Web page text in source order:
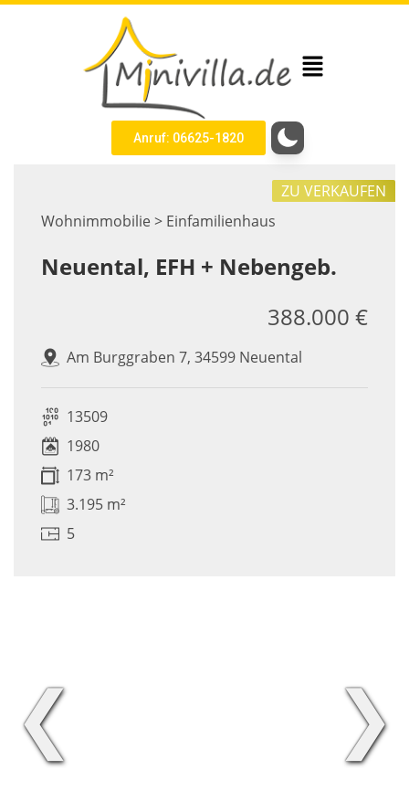
Anruf: 06625-1820
Wohnimmobilie > Einfamilienhaus
ZU VERKAUFEN
Neuental, EFH + Nebengeb.
Am Burggraben 7, 34599 Neuental
388.000 €
13509
1980
173 m²
3.195 m²
5
❮ ❯